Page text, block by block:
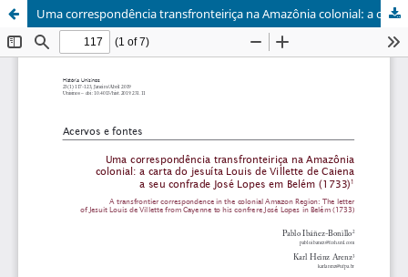
Uma correspondência transfronteiriça na Amazônia colonial: a carta do jesuíta Louis de Villette de Caiena a seu confrade José Lopes em Belém (1733)